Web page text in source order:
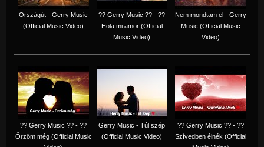
Országút - Gerry Music
(Official Music Video)
?? Gerry Music ?? - ??
Hola mi amor (Official
Music Video)
Nem mondtam el - Gerry
Music (Official Music
Video)
?? Gerry Music ?? - ??
Őrzöm még (Official Music
Gerry Music - Túl szép
(Official Music Video)
?? Gerry Music ?? - ??
Szívedben élnék (Official